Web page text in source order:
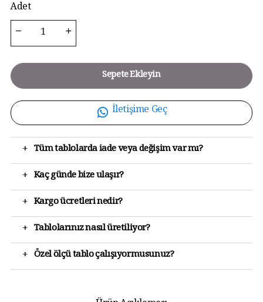
Adet
Sepete Ekleyin
İletişime Geç
+ Tüm tablolarda iade veya değişim var mı?
+ Kaç günde bize ulaşır?
+ Kargo ücretleri nedir?
+ Tablolarınız nasıl üretiliyor?
+ Özel ölçü tablo çalışıyormusunuz?